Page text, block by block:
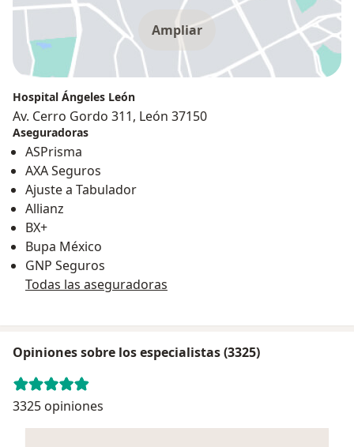
Ampliar
Hospital Ángeles León
Av. Cerro Gordo 311, León 37150
Aseguradoras
ASPrisma
AXA Seguros
Ajuste a Tabulador
Allianz
BX+
Bupa México
GNP Seguros
Todas las aseguradoras
Opiniones sobre los especialistas (3325)
3325 opiniones